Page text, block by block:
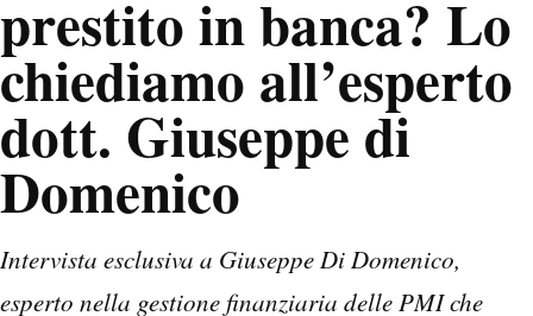
prestito in banca? Lo
chiediamo all’esperto
dott. Giuseppe di
Domenico
Intervista esclusiva a Giuseppe Di Domenico,
esperto nella gestione finanziaria delle PMI che